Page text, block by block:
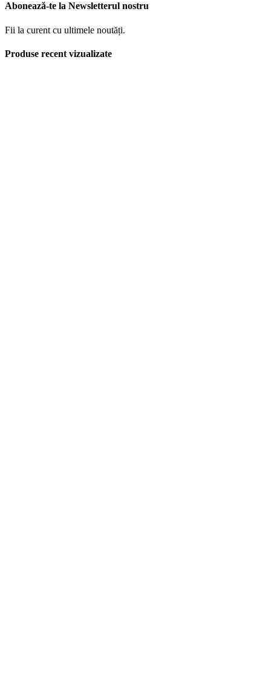
Abonează-te la Newsletterul nostru
Fii la curent cu ultimele noutăți.
Produse recent vizualizate